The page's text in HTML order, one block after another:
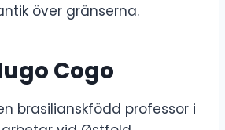
över gränserna.
Cogo
brasilianskfödd professor i